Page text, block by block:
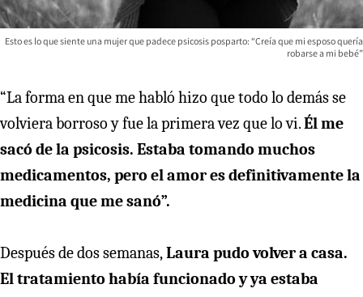
Esto es lo que siente una mujer que padece psicosis posparto: “Creía que mi esposo quería
robarse a mi bebé”
“La forma en que me habló hizo que todo lo demás se
volviera borroso y fue la primera vez que lo vi.Él me
sacó de la psicosis. Estaba tomando muchos
medicamentos, pero el amor es definitivamente la
medicina que me sanó”.
Después de dos semanas,Laura pudo volver a casa.
El tratamiento había funcionado y ya estaba